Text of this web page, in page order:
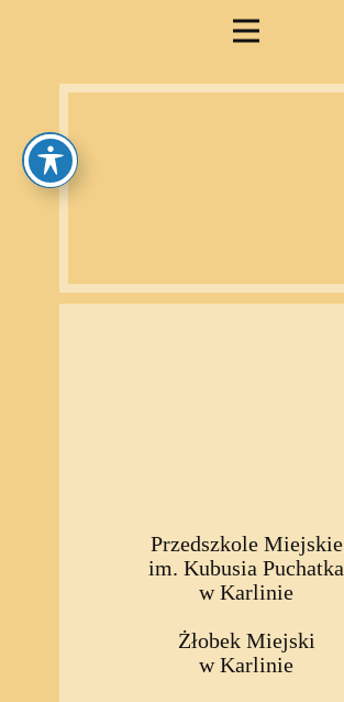
Przedszkole Miejskie
im. Kubusia Puchatka
w Karlinie
Żłobek Miejski
w Karlinie